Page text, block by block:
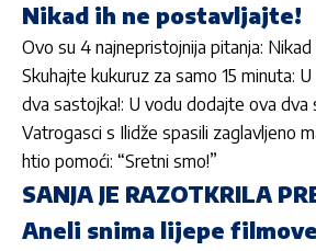
Nikad ih ne postavljajte!
Ovo su 4 najnepristojnija pitanja:
Skuhajte kukuruz za samo 15 minuta:
dva sastojka!: U vodu dodajte ova dva
Vatrogasci s Ilidže spasili zaglavljeno
htio pomoći: “Sretni smo!”
SANJA JE RAZOTKRILA
Aneli snima lijepe